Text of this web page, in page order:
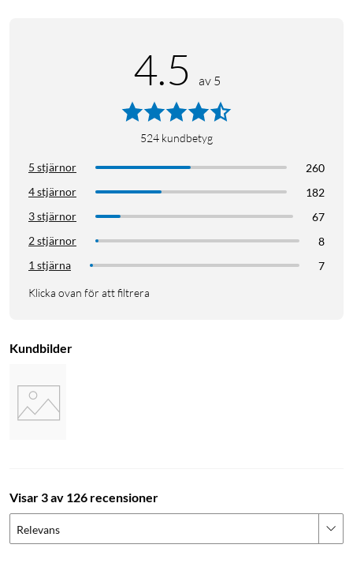
4.5 av 5
524 kundbetyg
5 stjärnor
260
4 stjärnor
182
3 stjärnor
67
2 stjärnor
8
1 stjärna
7
Klicka ovan för att filtrera
Kundbilder
Visar 3 av 126 recensioner
Relevans